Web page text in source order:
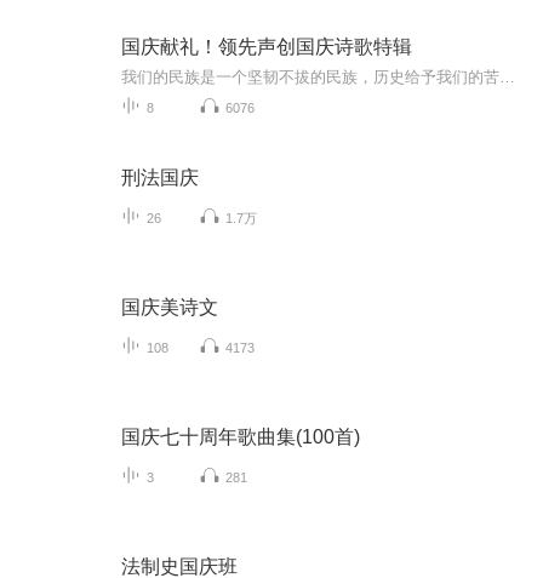
国庆献礼！领先声创国庆诗歌特辑
8 6076
刑法国庆
26 1.7万
国庆美诗文
108 4173
国庆七十周年歌曲集(100首)
3 281
法制史国庆班